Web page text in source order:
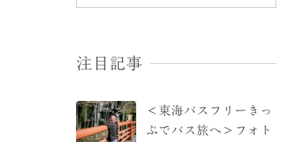
注目記事
＜東海バスフリーきっ
ぷでバス旅へ＞フォト